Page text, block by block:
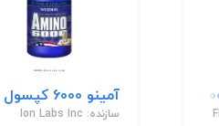
آمینو 6000 کپسول
سازنده: Ion Labs Inc